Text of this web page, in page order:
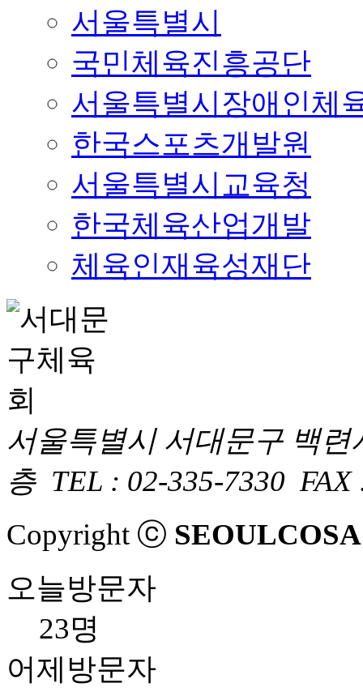
서울특별시
국민체육진흥공단
서울특별시장애인체
한국스포츠개발원
서울특별시교육청
한국체육산업개발
체육인재육성재단
서울특별시 서대문구 백
층 TEL : 02-335-7330 FAX
Copyright ⓒ SEOULCOSA
오늘방문자
23명
어제방문자